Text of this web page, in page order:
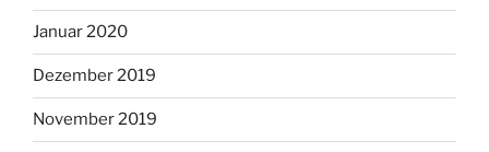
Januar 2020
Dezember 2019
November 2019